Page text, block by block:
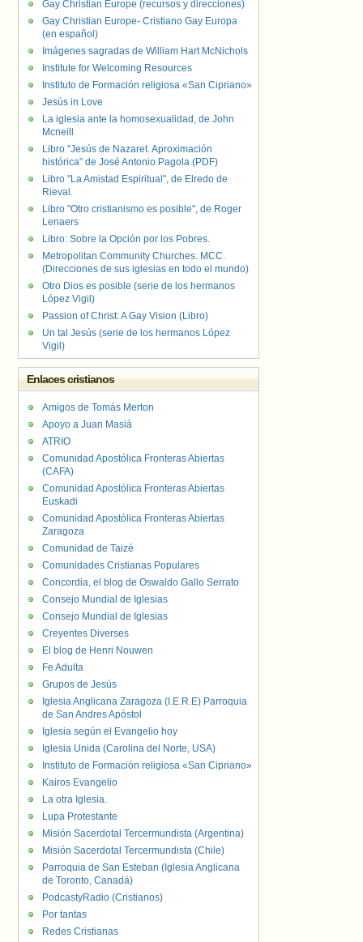
Gay Christian Europe (recursos y direcciones)
Gay Christian Europe- Cristiano Gay Europa
(en español)
Imágenes sagradas de William Hart McNichols
Institute for Welcoming Resources
Instituto de Formación religiosa «San Cipriano»
Jesús in Love
La iglesia ante la homosexualidad, de John
Mcneill
Libro "Jesús de Nazaret. Aproximación
histórica" de José Antonio Pagola (PDF)
Libro "La Amistad Espiritual", de Elredo de
Rieval.
Libro "Otro cristianismo es posible", de Roger
Lenaers
Libro: Sobre la Opción por los Pobres.
Metropolitan Community Churches. MCC.
(Direcciones de sus iglesias en todo el mundo)
Otro Dios es posible (serie de los hermanos
López Vigil)
Passion of Christ: A Gay Vision (Libro)
Un tal Jesús (serie de los hermanos López
Vigil)
Enlaces cristianos
Amigos de Tomás Merton
Apoyo a Juan Masiá
ATRIO
Comunidad Apostólica Fronteras Abiertas
(CAFA)
Comunidad Apostólica Fronteras Abiertas
Euskadi
Comunidad Apostólica Fronteras Abiertas
Zaragoza
Comunidad de Taizé
Comunidades Cristianas Populares
Concordia, el blog de Oswaldo Gallo Serrato
Consejo Mundial de Iglesias
Consejo Mundial de Iglesias
Creyentes Diverses
El blog de Henri Nouwen
Fe Adulta
Grupos de Jesús
Iglesia Anglicana Zaragoza (I.E.R.E) Parroquia
de San Andres Apóstol
Iglesia según el Evangelio hoy
Iglesia Unida (Carolina del Norte, USA)
Instituto de Formación religiosa «San Cipriano»
Kairos Evangelio
La otra Iglesia.
Lupa Protestante
Misión Sacerdotal Tercermundista (Argentina)
Misión Sacerdotal Tercermundista (Chile)
Parroquia de San Esteban (Iglesia Anglicana
de Toronto, Canadá)
PodcastyRadio (Cristianos)
Por tantas
Redes Cristianas